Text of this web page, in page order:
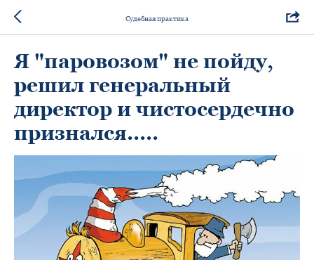
Судебная практика
Я "паровозом" не пойду,
решил генеральный
директор и чистосердечно
признался.....